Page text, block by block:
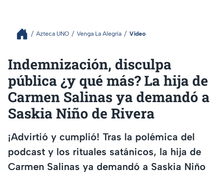
Azteca UNO Venga La Alegría Video
Indemnización, disculpa
pública ¿y qué más? La hija de
Carmen Salinas ya demandó a
Saskia Niño de Rivera
¡Advirtió y cumplió! Tras la polémica del
podcast y los rituales satánicos, la hija de
Carmen Salinas ya demandó a Saskia Niño